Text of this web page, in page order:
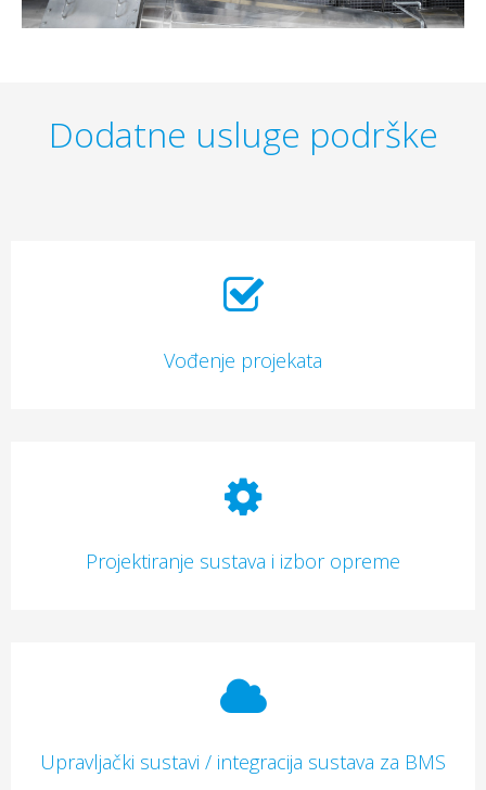
Dodatne usluge podrške
Vođenje projekata
Projektiranje sustava i izbor opreme
Upravljački sustavi / integracija sustava za BMS